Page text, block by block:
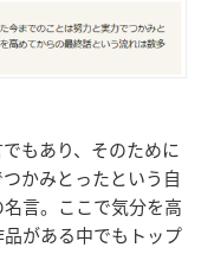
もあり、そのために
かみとったという自
言。ここで気分を高
がある中でもトップ